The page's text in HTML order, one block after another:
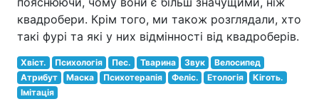
квадробери. Крім того, ми також розглядали, хто
такі фурі та які у них відмінності від квадроберів.
Хвіст. Психологія Пес. Тварина Звук
Велосипед
Атрибут
Маска Психотерапія Феліс. Етологія
Кіготь.
Імітація